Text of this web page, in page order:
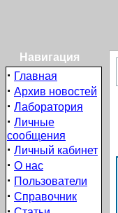
Навигация
· Главная
· Архив новостей
· Лаборатория
· Личные
сообщения
· Личный кабинет
· О нас
· Пользователи
· Справочник